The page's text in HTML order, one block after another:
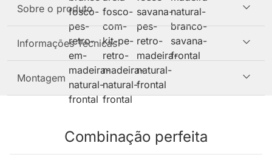
Sobre o produto
Informações Técnicas
Montagem
Combinação perfeita